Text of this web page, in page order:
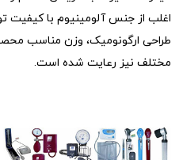
اغلب از جنس آلومینیوم با کیفیت
طراحی ارگونومیک، وزن مناسب
مختلف نیز رعایت شده است.